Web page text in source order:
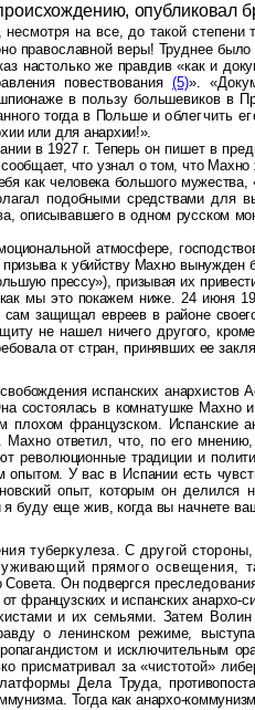
опубликовал
несмотря на все, до такой степени
православной веры! Труднее
настолько же правдив «как и
повествования (5)».
в пользу большевиков в
тогда в Польше иоблегчить
или для анархии!».
в 1927 г. Теперь он пишет в
что узнал о том, что
как человека большого мужества,
подобными средствами для
описывавшего в одном русском
атмосфере,
к убийству Махно вынужден
прессу»), призывая их
как мы это покажем ниже. 24 июня
защищал евреев в районе
ненашел ничего другого,
от стран, принявших ее
испанских
состоялась в комнатушке Махно
плохом французском. Испанские
Махно ответил, что, по его
традиции и
У вас в Испании есть
опыт, которым он делился
буду еще жив, когда вы начнете
туберкулеза. С другой стороны,
прямого освещения,
Совета. Он подвергся
от французских и испанских
и их семьями. Затем
о ленинском режиме,
и исключительным
присматривал за «чистотой»
Дела Труда,
Тогда как анархо-